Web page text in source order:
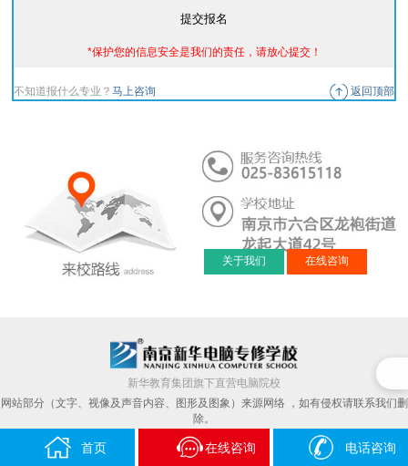
提交报名
*保护您的信息安全是我们的责任，请放心提交！
不知道报什么专业？ 马上咨询 返回顶部
关于我们 在线咨询
新华教育集团旗下直营电脑院校
网站部分（文字、视像及声音内容、图形及图象）来源网络 ，如有侵权请联系我们删
除。
版权所有：新华电脑教育南京校区
首页 在线咨询 电话咨询